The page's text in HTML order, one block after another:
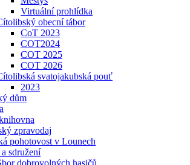
Virtuální prohlídka
obecní tábor
CoT 2023
COT2024
COT 2025
COT 2026
svatojakubská pouť
2023
dům
zpravodaj
pohotovost v Lounech
sdružení
dobrovolných hasičů